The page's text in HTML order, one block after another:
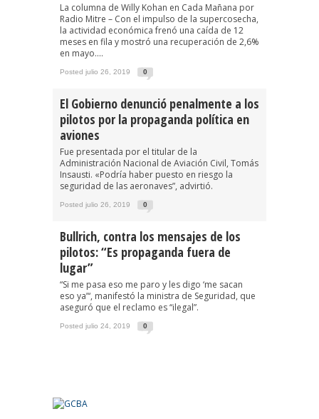
La columna de Willy Kohan en Cada Mañana por
Radio Mitre – Con el impulso de la supercosecha,
la actividad económica frenó una caída de 12
meses en fila y mostró una recuperación de 2,6%
en mayo....
Posted julio 26, 2019 0
El Gobierno denunció penalmente a los
pilotos por la propaganda política en
aviones
Fue presentada por el titular de la
Administración Nacional de Aviación Civil, Tomás
Insausti. «Podría haber puesto en riesgo la
seguridad de las aeronaves”, advirtió.
Posted julio 26, 2019 0
Bullrich, contra los mensajes de los
pilotos: “Es propaganda fuera de
lugar”
“Si me pasa eso me paro y les digo ‘me sacan
eso ya’“, manifestó la ministra de Seguridad, que
aseguró que el reclamo es “ilegal”.
Posted julio 24, 2019 0